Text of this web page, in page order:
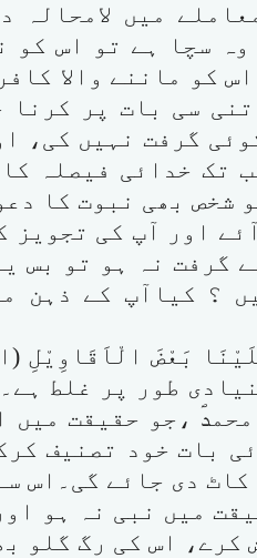
میں
سچا ہے تو اس کو
کو ماننے والا
سی بات پر
گرفت نہیں کی،
تک خدائی فیصلہ
شخص بھی نبوت کا
اور آپ کی تجویز
گرفت نہ ہو تو بس
؟ کیاآپ کے ذہن
طور پر غلط
،جو حقیقت
بات خود تصنیف
کاٹ دی جائے گی۔اس
میں نبی نہ ہو
کرے، اس کی رگ گلو